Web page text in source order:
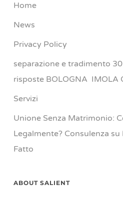
Home
News
Privacy Policy
separazione e tradimento
risposte BOLOGNA IMOLA
Servizi
Unione Senza Matrimonio:
Legalmente? Consulenza
Fatto
ABOUT SALIENT